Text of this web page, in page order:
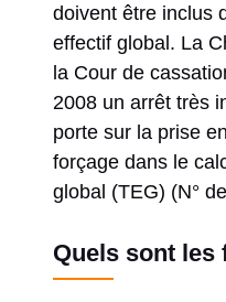
doivent être inclus
effectif global. La
la Cour de
2008 un arrêt très
porte sur la prise
forçage dans le
global (TEG) (N°
Quels sont les